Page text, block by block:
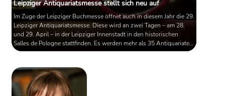
Leipziger Antiquariatsmesse stellt sich neu auf
Im Zuge der Leipziger Buchmesse öffnet auch in diesem Jahr die 29.
Leipziger Antiquariatsmesse. Diese wird an zwei Tagen – am 28.
und 29. April – in der Leipziger Innenstadt in den historischen
Salles de Pologne stattfinden. Es werden mehr als 35 Antiquariate
erwartet.